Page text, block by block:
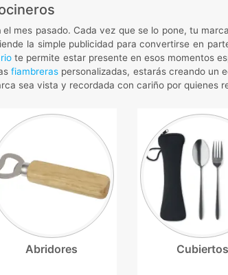
el mes pasado. Cada vez que se lo pone, tu
la simple publicidad para convertirse en
te permite estar presente en esos momentos
fiambreras personalizadas, estarás creando un
sea vista y recordada con cariño por quienes
Abridores Cubiertos